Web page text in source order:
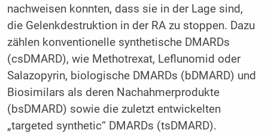
nachweisen konnten, dass sie in der Lage sind,
die Gelenkdestruktion in der RA zu stoppen. Dazu
zählen konventionelle synthetische DMARDs
(csDMARD), wie Methotrexat, Leflunomid oder
Salazopyrin, biologische DMARDs (bDMARD) und
Biosimilars als deren Nachahmerprodukte
(bsDMARD) sowie die zuletzt entwickelten
„targeted synthetic“ DMARDs (tsDMARD).